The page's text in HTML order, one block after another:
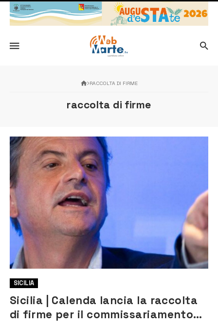
RACCOLTA DI FIRME
raccolta di firme
SICILIA
Sicilia | Calenda lancia la raccolta
di firme per il commissariamento